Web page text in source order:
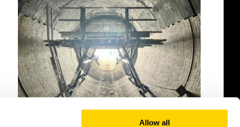
Allow all